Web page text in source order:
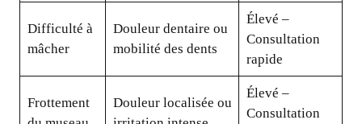
Difficulté à
mâcher
Douleur dentaire ou
mobilité des dents
Élevé –
Consultation
rapide
Frottement
Douleur localisée ou
Élevé –
Consultation